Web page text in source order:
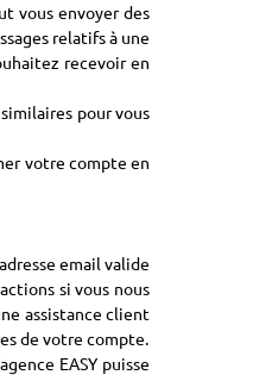
vous envoyer des
relatifs à une
recevoir en
pour vous
votre compte en
email valide
si vous nous
assistance client
de votre compte.
EASY puisse